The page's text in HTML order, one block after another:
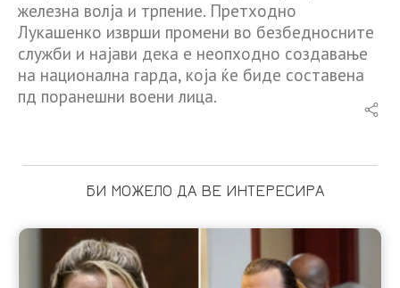
железна волја и трпение. Претходно
Лукашенко изврши промени во безбедносните
служби и најави дека е неопходно создавање
на национална гарда, која ќе биде составена
пд поранешни воени лица.
БИ МОЖЕЛО ДА ВЕ ИНТЕРЕСИРА